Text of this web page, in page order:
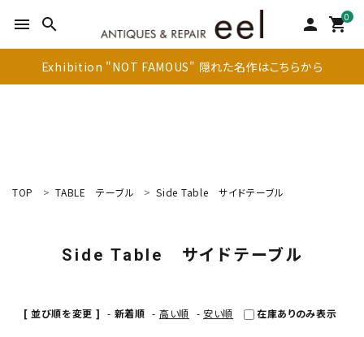
menu search person 0
shopping_cart
Exhibition "NOT FAMOUS" 隠れた名作はこちらから
search
新着商品
TOP TABLE テーブル Side Table サイドテーブル
Side Table サイドテーブル
[ 並び順を変更 ] - 新着順 - 高い順 - 安い順 在庫ありのみ表示